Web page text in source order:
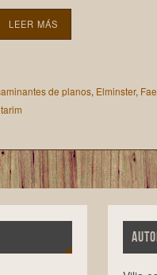
LEER MÁS
de planos, Elminster,